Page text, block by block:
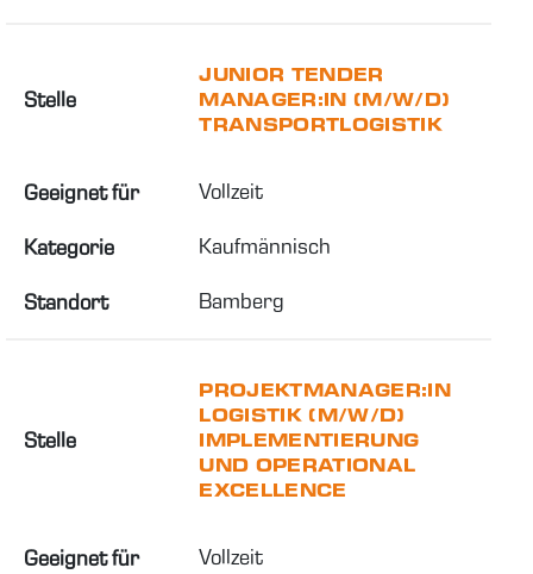
Stelle
JUNIOR TENDER
MANAGER:IN (M/W/D)
TRANSPORTLOGISTIK
Geeignet für Vollzeit
Kategorie Kaufmännisch
Standort Bamberg
Stelle
PROJEKTMANAGER:IN
LOGISTIK (M/W/D)
IMPLEMENTIERUNG
UND OPERATIONAL
EXCELLENCE
Geeignet für Vollzeit